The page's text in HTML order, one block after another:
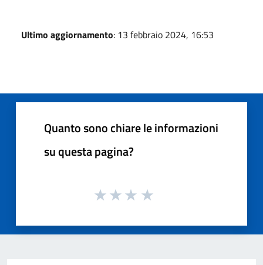
Ultimo aggiornamento: 13 febbraio 2024, 16:53
Quanto sono chiare le informazioni
su questa pagina?